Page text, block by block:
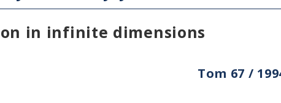
in infinite dimensions
Tom 67 /